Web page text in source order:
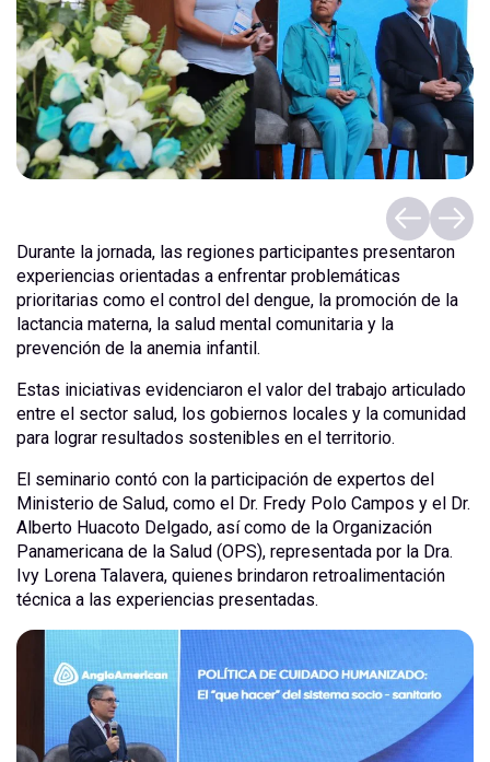
Durante la jornada, las regiones participantes presentaron
experiencias orientadas a enfrentar problemáticas
prioritarias como el control del dengue, la promoción de la
lactancia materna, la salud mental comunitaria y la
prevención de la anemia infantil.
Estas iniciativas evidenciaron el valor del trabajo articulado
entre el sector salud, los gobiernos locales y la comunidad
para lograr resultados sostenibles en el territorio.
El seminario contó con la participación de expertos del
Ministerio de Salud, como el Dr. Fredy Polo Campos y el Dr.
Alberto Huacoto Delgado, así como de la Organización
Panamericana de la Salud (OPS), representada por la Dra.
Ivy Lorena Talavera, quienes brindaron retroalimentación
técnica a las experiencias presentadas.